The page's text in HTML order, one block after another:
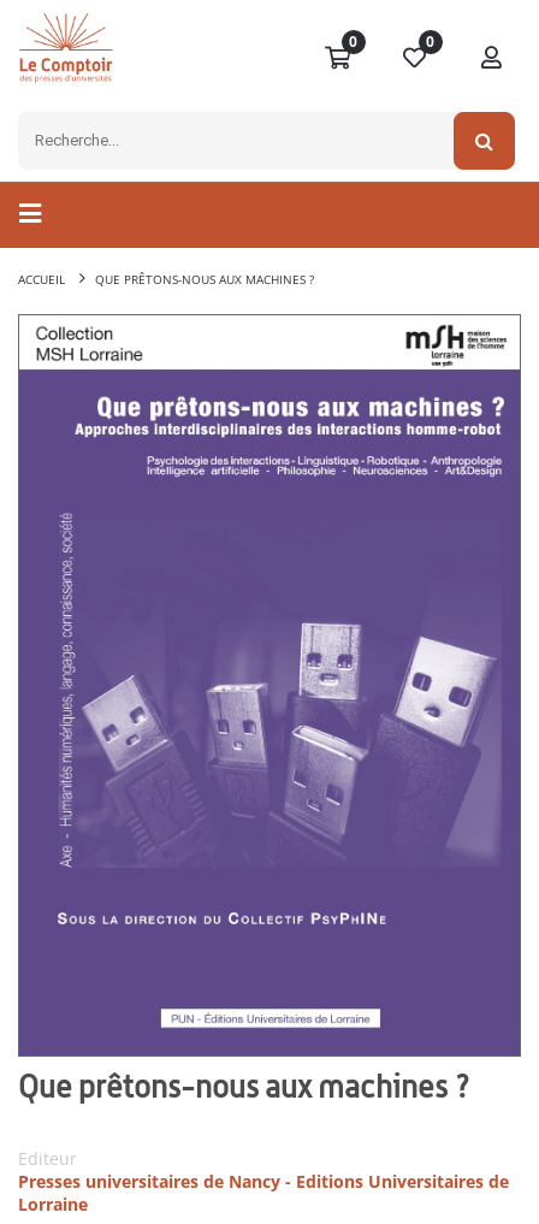
0 0
ACCUEIL QUE PRÊTONS-NOUS AUX MACHINES ?
Que prêtons-nous aux machines ?
Editeur
Presses universitaires de Nancy - Editions Universitaires de
Lorraine